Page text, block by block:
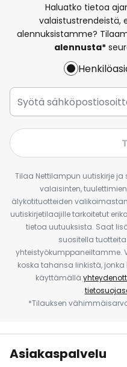
Haluatko tietoa
valaistustrendeistä,
alennuksistamme?
alennusta*
Tilaa Nettilampun uutiskirje
valaisinten,
älykotituotteiden
uutiskirjetilaajille tarkoitetut
tietoa uutuuksista. Saat
suositella
yhteistyökumppaneiltamme.
koska tahansa linkistä,
käyttämällä
*Tilauksen
Asiakaspalvelu